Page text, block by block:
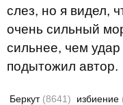
слез, но я видел,
очень сильный
сильнее, чем
подытожил автор.
Беркут (8641) избиение